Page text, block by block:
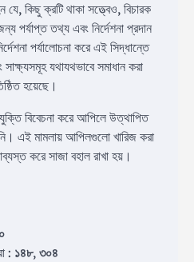
কিছু ক্রটি থাকা সত্ত্বেও, বিচারক
পর্যাপ্ত তথ্য এবং নির্দেশনা প্রদান
পর্যালোচনা করে এই সিদ্ধান্তে
যথাযথভাবে সমাধান করা
হয়েছে।
বিবেচনা করে আপিলে উত্থাপিত
এই মামলায় আপিলগুলো খারিজ করা
করে সাজা বহাল রাখা হয়।
: ১৪৮, ৩০৪